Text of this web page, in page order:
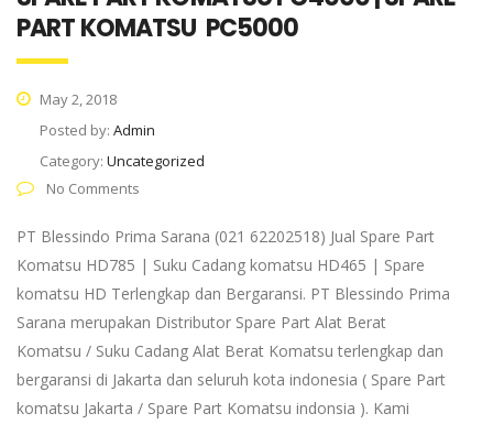
PART KOMATSU PC5000
May 2, 2018
Posted by: Admin
Category: Uncategorized
No Comments
PT Blessindo Prima Sarana (021 62202518) Jual Spare Part
Komatsu HD785 | Suku Cadang komatsu HD465 | Spare
komatsu HD Terlengkap dan Bergaransi. PT Blessindo Prima
Sarana merupakan Distributor Spare Part Alat Berat
Komatsu / Suku Cadang Alat Berat Komatsu terlengkap dan
bergaransi di Jakarta dan seluruh kota indonesia ( Spare Part
komatsu Jakarta / Spare Part Komatsu indonsia ). Kami